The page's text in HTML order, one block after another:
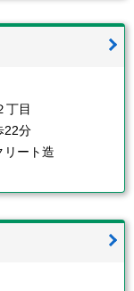
丁目
22分
リート造